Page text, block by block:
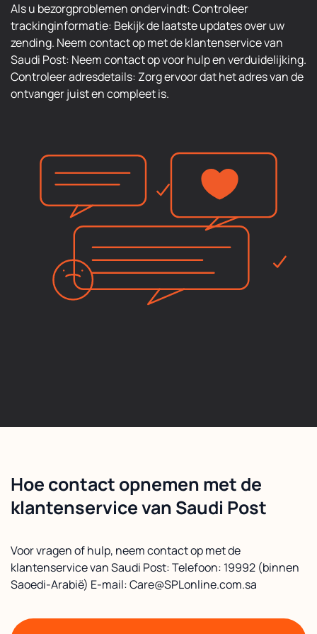
Als u bezorgproblemen ondervindt: Controleer
trackinginformatie: Bekijk de laatste updates over uw
zending. Neem contact op met de klantenservice van
Saudi Post: Neem contact op voor hulp en verduidelijking.
Controleer adresdetails: Zorg ervoor dat het adres van de
ontvanger juist en compleet is.
Hoe contact opnemen met de
klantenservice van Saudi Post
Voor vragen of hulp, neem contact op met de
klantenservice van Saudi Post: Telefoon: 19992 (binnen
Saoedi-Arabië) E-mail: Care@SPLonline.com.sa